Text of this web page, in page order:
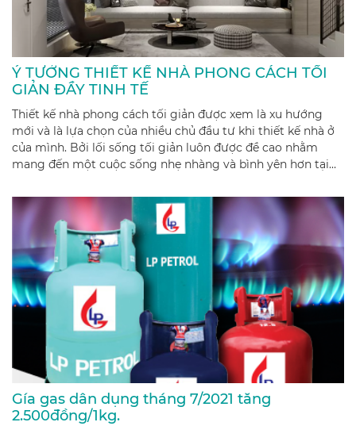
Ý TƯỞNG THIẾT KẾ NHÀ PHONG CÁCH TỐI
GIẢN ĐẦY TINH TẾ
Thiết kế nhà phong cách tối giản được xem là xu hướng
mới và là lựa chọn của nhiều chủ đầu tư khi thiết kế nhà ở
của mình. Bởi lối sống tối giản luôn được đề cao nhằm
mang đến một cuộc sống nhẹ nhàng và bình yên hơn tại
Gía gas dân dụng tháng 7/2021 tăng
2.500đồng/1kg.